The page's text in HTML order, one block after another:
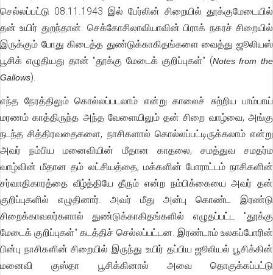
செல்லப்பட்டு 08.11.1943 இல் பேர்லின் சிறையில் தூக்குமேடையில்
தன் உயிர் துறந்தான். செக்கோசிலாவியாவின் பிராக் நகரச் சிறையில்
இருக்கும் போது கிடைத்த துண்டுக்காகிதங்களை வைத்து ஜூலியஸ்
பூசிக் எழுதியது தான் "தூக்கு மேடைக் குறிப்புகள்" (Notes from the
Gallows).
எந்த நேரத்திலும் கொல்லப்படலாம் என்று காலைச் சுற்றிய பாம்பாய்
மரணம் காத்திருந்த அந்த வேளையிலும் தன் சிறை வாழ்வை, அங்கு
நடந்த சித்திரவதைகளை, நாசிகளால் கொல்லப்பட்டிருக்கலாம் என்று
அவர் நம்பிய மனைவியின் மீதான காதலை, சமத்துவ சமதர்ம
வாழ்வின் மீதான தம் லட்சியத்தை, மக்களின் போராட்டம் நாசிகளின்
சர்வாதிகாரத்தை வீழ்த்தியே தீரும் என்ற நம்பிக்கையை அவர் தன்
குறிப்புகளில் எழுதினார். அவர் மீது அன்பு கொண்ட இரண்டு
சிறைக்காவலர்களால் துண்டுக்காகிதங்களில் எழுதப்பட்ட "தூக்கு
மேடைக் குறிப்புகள்" கடத்திச் செல்லப்பட்டன. இரண்டாம் உலகப்போரின்
பின்பு நாசிகளின் சிறையில் இருந்து உயிர் தப்பிய ஜூலியல் பூசிக்கின்
மனைவி குஸ்தா பூசிக்கினால் அவை தொகுக்கப்பட்டு